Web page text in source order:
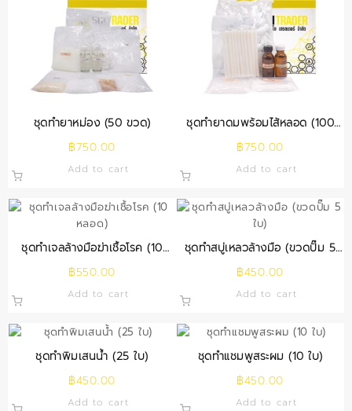
ชุดทำยาหม่อง (50 ขวด)
฿750.00
Add to cart
ชุดทำยาดมพร้อมไส้หลอด (100
หลอด)
฿750.00
Add to cart
ชุดทำเจลล้างมือฆ่าเชื้อโรค (10
หลอด)
฿550.00
Add to cart
ชุดทำสบู่เหลวล้างมือ (ขวดปั๊ม 5
ใบ)
฿450.00
Add to cart
ชุดทำพิมเสนน้ำ (25 ใบ)
฿450.00
Add to cart
ชุดทำแชมพูสระผม (10 ใบ)
฿450.00
Add to cart